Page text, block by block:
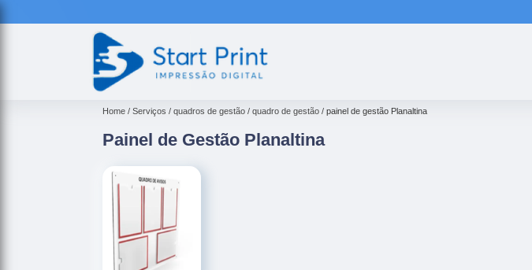
Home Serviços quadros de gestão quadro de gestão painel de gestão Planaltina
Painel de Gestão Planaltina